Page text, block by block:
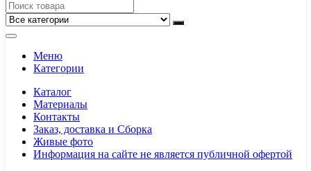
Меню
Категории
Каталог
Материалы
Контакты
Заказ, доставка и Сборка
Живые фото
Информация на сайте не является публичной офертой